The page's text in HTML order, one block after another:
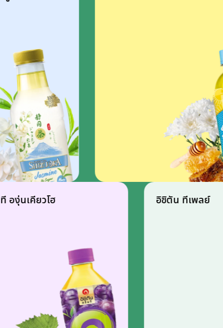
รีนที องุ่นเคียวโฮ อิชิตัน ทีเ